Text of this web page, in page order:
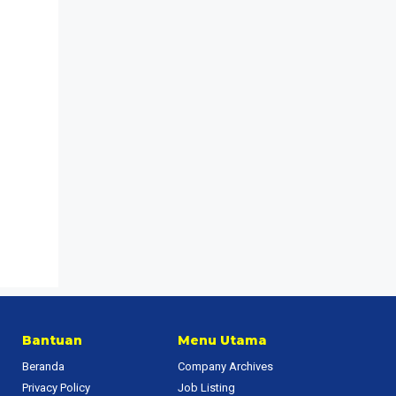
Bantuan
Beranda
Privacy Policy
Menu Utama
Company Archives
Job Listing